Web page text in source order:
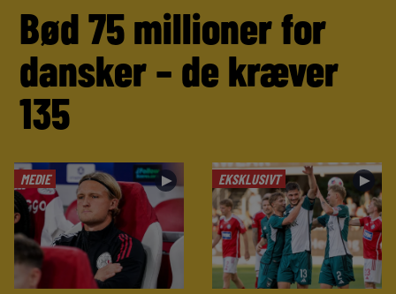
Bød 75 millioner for
dansker – de kræver
135
MEDIE ► EKSKLUSIVT ►